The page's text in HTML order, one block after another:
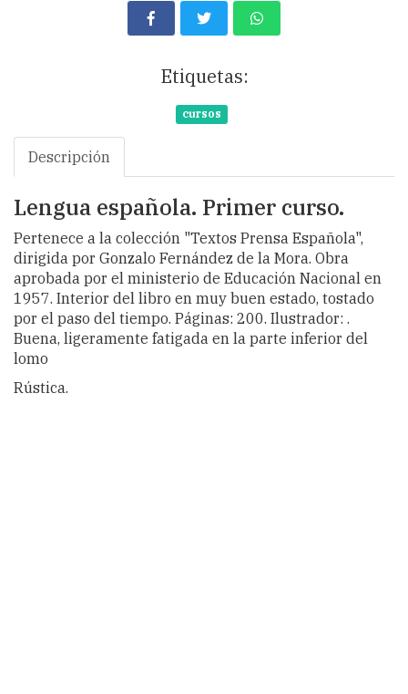
Etiquetas:
cursos
Descripción
Lengua española. Primer curso.
Pertenece a la colección "Textos Prensa Española",
dirigida por Gonzalo Fernández de la Mora. Obra
aprobada por el ministerio de Educación Nacional en
1957. Interior del libro en muy buen estado, tostado
por el paso del tiempo. Páginas: 200. Ilustrador: .
Buena, ligeramente fatigada en la parte inferior del
lomo
Rústica.